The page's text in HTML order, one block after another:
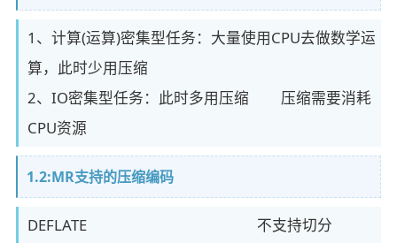
1、计算(运算)密集型任务：大量使用CPU去做数学运
算，此时少用压缩
2、IO密集型任务：此时多用压缩 压缩需要消耗
CPU资源
1.2:MR支持的压缩编码
DEFLATE 不支持切分